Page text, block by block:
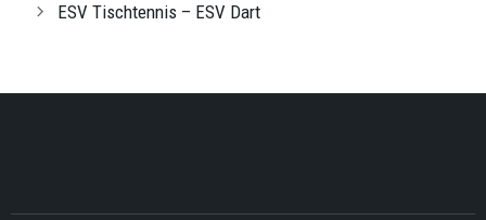
ESV Tischtennis – ESV Dart